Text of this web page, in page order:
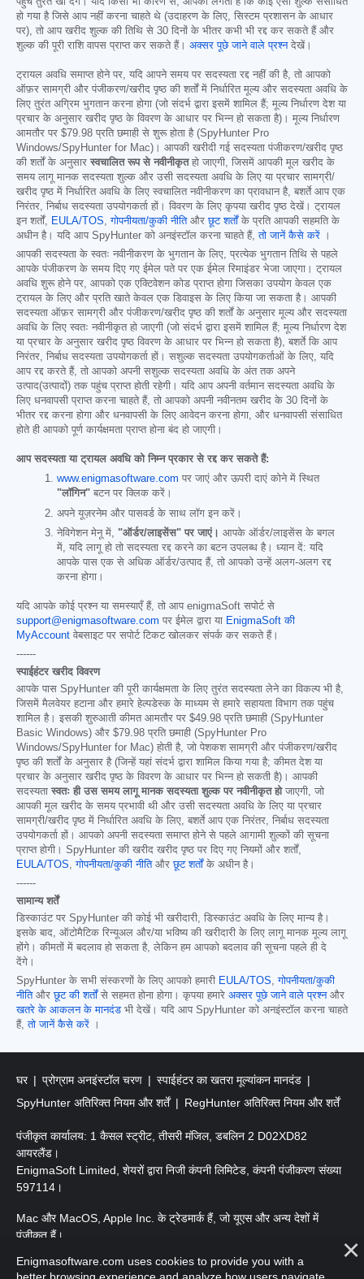
हो गया है जिसे आप नहीं करना चाहते थे (उदाहरण के लिए, सिस्टम प्रशासन के आधार
पर), तो आप खरीद शुल्क की तिथि से 30 दिनों के भीतर कभी भी रद्द कर सकते हैं और
शुल्क की पूरी राशि वापस प्राप्त कर सकते हैं। अक्सर पूछे जाने वाले प्रश्नदेखें।
ट्रायल अवधि समाप्त होने पर, यदि आपने समय पर सदस्यता रद्द नहीं की है, तो आपको
ऑफ़र सामग्री और पंजीकरण/खरीद पृष्ठ की शर्तों में निर्धारित मूल्य और सदस्यता अवधि के
लिए तुरंत अग्रिम भुगतान करना होगा (जो संदर्भ द्वारा इसमें शामिल हैं; मूल्य निर्धारण देश या
प्रचार के अनुसार खरीद पृष्ठ के विवरण के आधार पर भिन्न हो सकता है)। मूल्य निर्धारण
आमतौर पर $79.98 प्रति छमाही से शुरू होता है (SpyHunter Pro
Windows/SpyHunter for Mac)। आपकी खरीदी गई सदस्यता पंजीकरण/खरीद पृष्ठ
की शर्तों के अनुसार स्वचालित रूप से नवीनीकृतहो जाएगी, जिसमें आपकी मूल खरीद के
समय लागू मानक सदस्यता शुल्क और उसी सदस्यता अवधि के लिए या प्रचार सामग्री/
खरीद पृष्ठ में निर्धारित अवधि के लिए स्वचालित नवीनीकरण का प्रावधान है, बशर्ते आप एक
निरंतर, निर्बाध सदस्यता उपयोगकर्ता हों। विवरण के लिए कृपया खरीद पृष्ठ देखें। ट्रायल
इन शर्तों, EULA/TOS,गोपनीयता/कुकी नीतिऔरछूट शर्तोंके प्रति आपकी सहमति के
अधीन है। यदि आप SpyHunter को अनइंस्टॉल करना चाहते हैं,तो जानें कैसे करें ।
आपकी सदस्यता के स्वतः नवीनीकरण के भुगतान के लिए, प्रत्येक भुगतान तिथि से पहले
आपके पंजीकरण के समय दिए गए ईमेल पते पर एक ईमेल रिमाइंडर भेजा जाएगा। ट्रायल
अवधि शुरू होने पर, आपको एक एक्टिवेशन कोड प्राप्त होगा जिसका उपयोग केवल एक
ट्रायल के लिए और प्रति खाते केवल एक डिवाइस के लिए किया जा सकता है। आपकी
सदस्यता ऑफ़र सामग्री और पंजीकरण/खरीद पृष्ठ की शर्तों के अनुसार मूल्य और सदस्यता
अवधि के लिए स्वतः नवीनीकृत हो जाएगी (जो संदर्भ द्वारा इसमें शामिल हैं; मूल्य निर्धारण देश
या प्रचार के अनुसार खरीद पृष्ठ विवरण के आधार पर भिन्न हो सकता है), बशर्ते कि आप
निरंतर, निर्बाध सदस्यता उपयोगकर्ता हों। सशुल्क सदस्यता उपयोगकर्ताओं के लिए, यदि
आप रद्द करते हैं, तो आपको अपनी सशुल्क सदस्यता अवधि के अंत तक अपने
उत्पाद(उत्पादों) तक पहुंच प्राप्त होती रहेगी। यदि आप अपनी वर्तमान सदस्यता अवधि के
लिए धनवापसी प्राप्त करना चाहते हैं, तो आपको अपनी नवीनतम खरीद के 30 दिनों के
भीतर रद्द करना होगा और धनवापसी के लिए आवेदन करना होगा, और धनवापसी संसाधित
होते ही आपको पूर्ण कार्यक्षमता प्राप्त होना बंद हो जाएगी।
आप सदस्यता या ट्रायल अवधि को निम्न प्रकार से रद्द कर सकते हैं:
www.enigmasoftware.com पर जाएं और ऊपरी दाएं कोने में स्थित
"लॉगिन" बटन पर क्लिक करें।
अपने यूज़रनेम और पासवर्ड के साथ लॉग इन करें।
नेविगेशन मेनू में, "ऑर्डर/लाइसेंस" पर जाएं। आपके ऑर्डर/लाइसेंस के बगल
में, यदि लागू हो तो सदस्यता रद्द करने का बटन उपलब्ध है। ध्यान दें: यदि
आपके पास एक से अधिक ऑर्डर/उत्पाद हैं, तो आपको उन्हें अलग-अलग रद्द
करना होगा।
यदि आपके कोई प्रश्न या समस्याएँ हैं, तो आप enigmaSoft सपोर्ट से
support@enigmasoftware.com पर ईमेल द्वारा या EnigmaSoft की
MyAccount वेबसाइट पर सपोर्ट टिकट खोलकर संपर्क कर सकते हैं।
------
स्पाईहंटर खरीद विवरण
आपके पास SpyHunter की पूरी कार्यक्षमता के लिए तुरंत सदस्यता लेने का विकल्प भी है,
जिसमें मैलवेयर हटाना और हमारे हेल्पडेस्क के माध्यम से हमारे सहायता विभाग तक पहुंच
शामिल है। इसकी शुरुआती कीमत आमतौर पर $49.98 प्रति छमाही (SpyHunter
Basic Windows) और $79.98 प्रति छमाही (SpyHunter Pro
Windows/SpyHunter for Mac) होती है, जो पेशकश सामग्री और पंजीकरण/खरीद
पृष्ठ की शर्तों के अनुसार है (जिन्हें यहां संदर्भ द्वारा शामिल किया गया है; कीमत देश या
प्रचार के अनुसार खरीद पृष्ठ के विवरण के आधार पर भिन्न हो सकती है)। आपकी
सदस्यता स्वतः ही उस समय लागू मानक सदस्यता शुल्क पर नवीनीकृत होजाएगी, जो
आपकी मूल खरीद के समय प्रभावी थी और उसी सदस्यता अवधि के लिए या प्रचार
सामग्री/खरीद पृष्ठ में निर्धारित अवधि के लिए, बशर्ते आप एक निरंतर, निर्बाध सदस्यता
उपयोगकर्ता हों। आपको अपनी सदस्यता समाप्त होने से पहले आगामी शुल्कों की सूचना
प्राप्त होगी। SpyHunter की खरीद खरीद पृष्ठ पर दिए गए नियमों और शर्तों,
EULA/TOS,गोपनीयता/कुकी नीतिऔरछूट शर्तोंके अधीन है।
------
सामान्य शर्तें
डिस्काउंट पर SpyHunter की कोई भी खरीदारी, डिस्काउंट अवधि के लिए मान्य है।
इसके बाद, ऑटोमैटिक रिन्यूअल और/या भविष्य की खरीदारी के लिए लागू मानक मूल्य लागू
होंगे। कीमतों में बदलाव हो सकता है, लेकिन हम आपको बदलाव की सूचना पहले ही दे
देंगे।
SpyHunter के सभी संस्करणों के लिए आपको हमारी EULA/TOS,गोपनीयता/कुकी
नीतिऔरछूट की शर्तोंसे सहमत होना होगा। कृपया हमारे अक्सर पूछे जाने वाले प्रश्नऔर
खतरे के आकलन के मानदंड भी देखें। यदि आप SpyHunter को अनइंस्टॉल करना चाहते
हैं,तो जानें कैसे करें ।
घर प्रोग्राम अनइंस्टॉल चरण
स्पाईहंटर का खतरा मूल्यांकन मानदंड
SpyHunter अतिरिक्त नियम और शर्तें
RegHunter अतिरिक्त नियम और शर्तें
पंजीकृत कार्यालय: 1 कैसल स्ट्रीट, तीसरी मंजिल, डबलिन 2 D02XD82
आयरलैंड।
EnigmaSoft Limited, शेयरों द्वारा निजी कंपनी लिमिटेड, कंपनी पंजीकरण संख्या
597114।
Mac और MacOS, Apple Inc. के ट्रेडमार्क हैं, जो यूएस और अन्य देशों में
पंजीकृत हैं।
कॉपीराइट 2016-2026। EnigmaSoft Ltd. सर्वाधिकार सुरक्षित।
Enigmasoftware.com uses cookies to provide you with a